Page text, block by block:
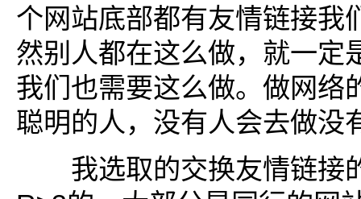
个网站底部都有友情链接我
然别人都在这么做，就一定
我们也需要这么做。做网络
聪明的人，没有人会去做没
我选取的交换友情链接